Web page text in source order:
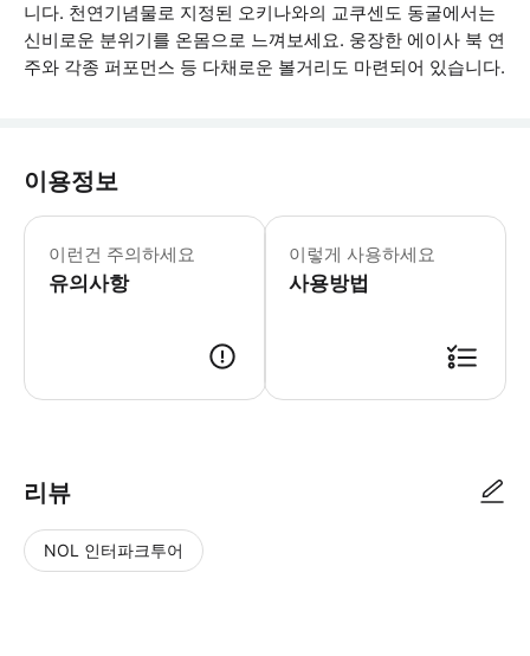
니다. 천연기념물로 지정된 오키나와의 교쿠센도 동굴에서는
신비로운 분위기를 온몸으로 느껴보세요. 웅장한 에이사 북 연
주와 각종 퍼포먼스 등 다채로운 볼거리도 마련되어 있습니다.
이용정보
이런건 주의하세요
유의사항
어린이 규정: - 3세 미만 어린이는 무
이렇게 사용하세요
사용방법
리뷰
NOL 인터파크투어